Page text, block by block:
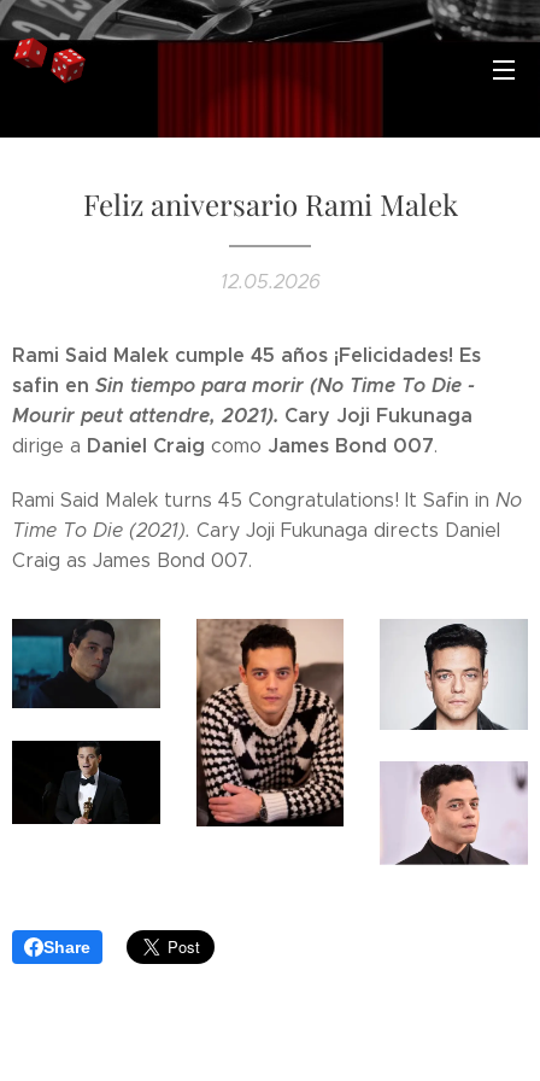
Feliz aniversario Rami Malek
12.05.2026
Rami Said Malek cumple 45 años ¡Felicidades! Es
safin en Sin tiempo para morir (No Time To Die -
Mourir peut attendre, 2021). Cary Joji Fukunaga
dirige a Daniel Craig como James Bond 007.
Rami Said Malek turns 45 Congratulations! It Safin in No
Time To Die (2021). Cary Joji Fukunaga directs Daniel
Craig as James Bond 007.
Share